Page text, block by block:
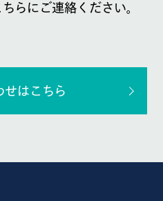
らにご連絡ください。
せはこちら